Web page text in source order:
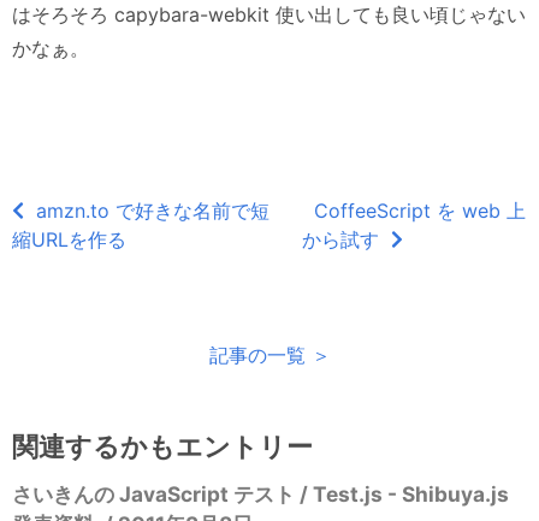
はそろそろ capybara-webkit 使い出しても良い頃じゃない
かなぁ。
amzn.to で好きな名前で短
縮URLを作る
CoffeeScript を web 上
から試す
記事の一覧 ＞
関連するかもエントリー
さいきんの JavaScript テスト / Test.js - Shibuya.js